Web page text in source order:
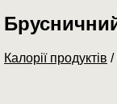
Калорії продуктів /